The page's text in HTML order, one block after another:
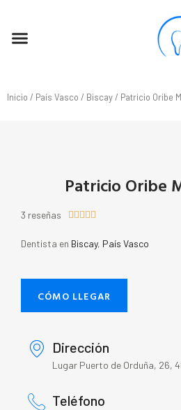
Inicio / País Vasco / Biscay/ Patricio Oribe
Patricio Oribe
3 reseñas     
Dentista en Biscay, País Vasco
CÓMO LLEGAR
Dirección
Lugar Puerto de Orduña, 26,
Teléfono